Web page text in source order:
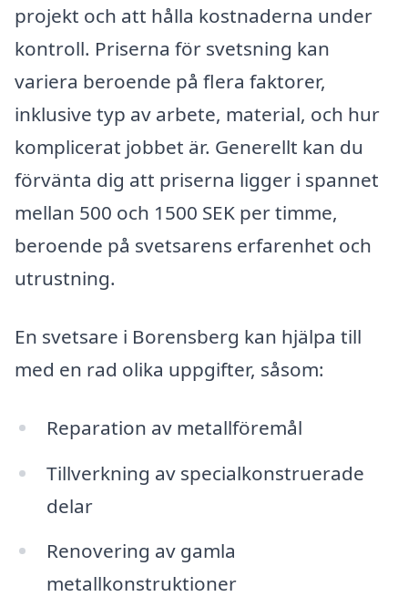
projekt och att hålla kostnaderna under
kontroll. Priserna för svetsning kan
variera beroende på flera faktorer,
inklusive typ av arbete, material, och hur
komplicerat jobbet är. Generellt kan du
förvänta dig att priserna ligger i spannet
mellan 500 och 1500 SEK per timme,
beroende på svetsarens erfarenhet och
utrustning.
En svetsare i Borensberg kan hjälpa till
med en rad olika uppgifter, såsom:
Reparation av metallföremål
Tillverkning av specialkonstruerade
delar
Renovering av gamla
metallkonstruktioner